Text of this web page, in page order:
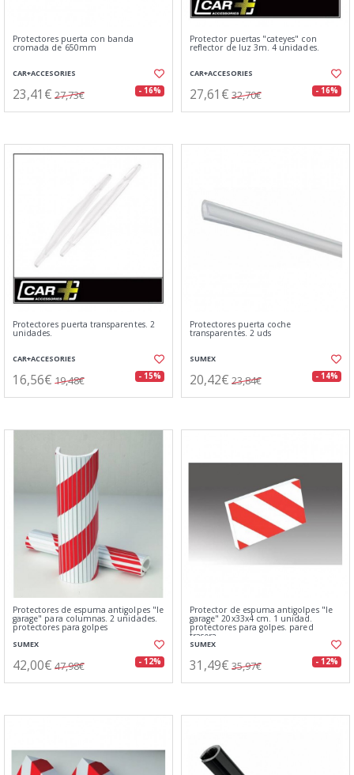
Protectores puerta con banda
cromada de 650mm
CAR+ACCESORIES
23,41€ 27,73€ - 16%
Protector puertas "cateyes" con
reflector de luz 3m. 4 unidades.
CAR+ACCESORIES
27,61€ 32,70€ - 16%
Protectores puerta transparentes. 2
unidades.
CAR+ACCESORIES
16,56€ 19,48€ - 15%
Protectores puerta coche
transparentes. 2 uds
SUMEX
20,42€ 23,84€ - 14%
Protectores de espuma antigolpes "le
garage" para columnas. 2 unidades.
protectores para golpes
SUMEX
42,00€ 47,98€ - 12%
Protector de espuma antigolpes "le
garage" 20x33x4 cm. 1 unidad.
protectores para golpes. pared
trasera.
SUMEX
31,49€ 35,97€ - 12%